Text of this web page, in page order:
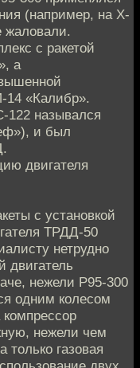
(например, на X-
жаловали.
с ракетой
а
«Калибр».
122 назывался
и был
двигателя
с установкой
ТРДД-50
нетрудно
двигатель
нежели Р95-300
одним колесом
нежели чем
газовая